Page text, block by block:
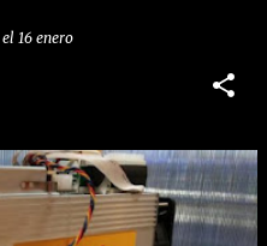
el 16 enero